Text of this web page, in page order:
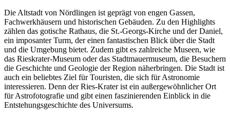
Die Altstadt von Nördlingen ist geprägt von engen Gassen,
Fachwerkhäusern und historischen Gebäuden. Zu den Highlights
zählen das gotische Rathaus, die St.-Georgs-Kirche und der Daniel,
ein imposanter Turm, der einen fantastischen Blick über die Stadt
und die Umgebung bietet. Zudem gibt es zahlreiche Museen, wie
das Rieskrater-Museum oder das Stadtmauermuseum, die Besuchern
die Geschichte und Geologie der Region näherbringen. Die Stadt ist
auch ein beliebtes Ziel für Touristen, die sich für Astronomie
interessieren. Denn der Ries-Krater ist ein außergewöhnlicher Ort
für Astrofotografie und gibt einen faszinierenden Einblick in die
Entstehungsgeschichte des Universums.